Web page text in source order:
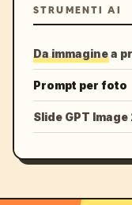
STRUMENTI AI
Da immagine a
Prompt per foto
Slide GPT Image